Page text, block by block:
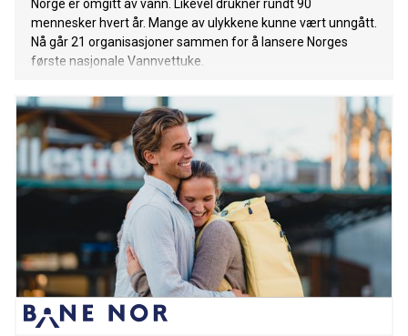
Norge er omgitt av vann. Likevel drukner rundt 90
mennesker hvert år. Mange av ulykkene kunne vært unngått.
Nå går 21 organisasjoner sammen for å lansere Norges
første nasjonale Vannvettuke.